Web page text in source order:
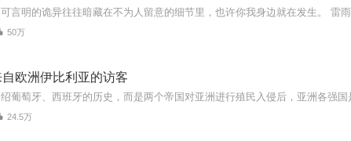
50万
欧洲伊比利亚的访客
24.5万